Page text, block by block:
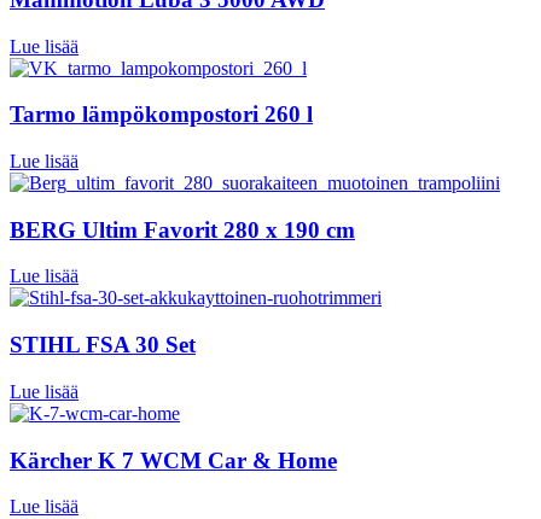
Lue lisää
Tarmo lämpökompostori 260 l
Lue lisää
BERG Ultim Favorit 280 x 190 cm
Lue lisää
STIHL FSA 30 Set
Lue lisää
Kärcher K 7 WCM Car & Home
Lue lisää